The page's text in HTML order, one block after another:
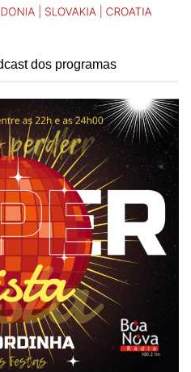
dos programas